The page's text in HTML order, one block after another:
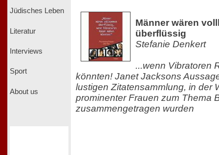
Jüdisches Leben
Literatur
Interviews
Sport
About us
Männer wären
überflüssig
Stefanie Denkert
...wenn Vibratoren
könnten! Janet Jacksons
lustigen Zitatensammlung, in der
prominenter Frauen zum Thema
zusammengetragen wurden